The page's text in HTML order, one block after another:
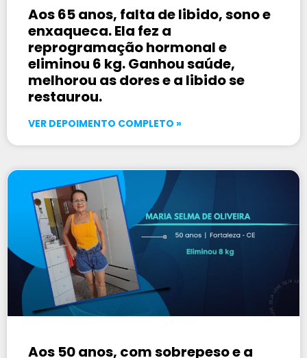
Aos 65 anos, falta de libido, sono e
enxaqueca. Ela fez a
reprogramação hormonal e
eliminou 6 kg. Ganhou saúde,
melhorou as dores e a libido se
restaurou.
VER DEPOIMENTO COMPLETO »
Aos 50 anos, com sobrepeso e a